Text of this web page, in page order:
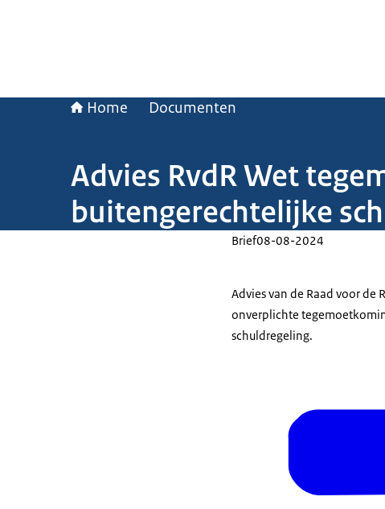
Home Documenten
Advies RvdR Wet
buitengerechtelijke
Brief08-08-2024
Advies van de Raad voor de
onverplichte
schuldregeling.